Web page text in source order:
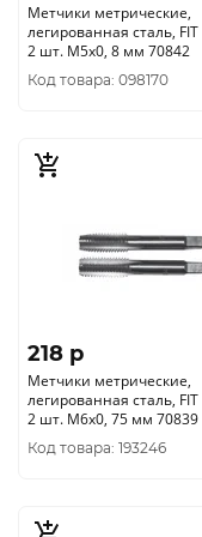
Метчики метрические,
легированная сталь, FIT набор
2 шт. М5х0, 8 мм 70842
Код товара: 098170
218 p
Метчики метрические,
легированная сталь, FIT набор
2 шт. М6х0, 75 мм 70839
Код товара: 193246